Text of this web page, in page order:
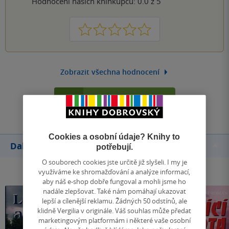
1 2 3 4 5
Zobrazit všechna hodnocení
Další knihy autora
Cookies a osobní údaje? Knihy to
potřebují.
O souborech cookies jste určitě již slyšeli. I my je
využíváme ke shromažďování a analýze informací,
aby náš e-shop dobře fungoval a mohli jsme ho
nadále zlepšovat. Také nám pomáhají ukazovat
lepší a cílenější reklamu. Žádných 50 odstínů, ale
klidně Vergilia v originále. Váš souhlas může předat
marketingovým platformám i některé vaše osobní